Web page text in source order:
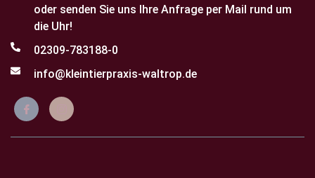
oder senden Sie uns Ihre Anfrage per Mail rund um
die Uhr!
02309-783188-0
info@kleintierpraxis-waltrop.de